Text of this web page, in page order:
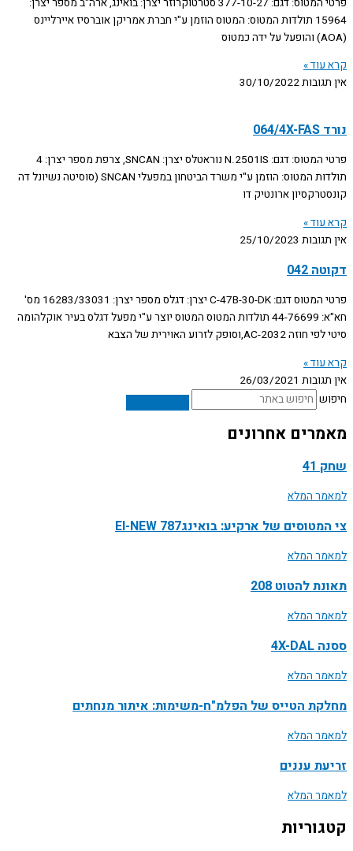
15964 תולדות המטוס: המטוס הוזמן ע"י חברת אמריקן אוברסיז איירליינס
(AOA) והופעל על ידה כמטוס
קרא עוד »
אין תגובות30/10/2022
נורד 064/4X-FAS
פרטי המטוס: דגם: N.2501IS נוראטלס יצרן: SNCAN, צרפת מספר יצרן: 4
תולדות המטוס: הוזמן ע"י משרד הביטחון במפעלי SNCAN (סוסיטה נשיונל דה
קונסטרקסיון ארונטיק דו
קרא עוד »
אין תגובות 25/10/2023
דקוטה 042
פרטי המטוס דגם: C-47B-30-DK יצרן: דגלס מספר יצרן: 16283/33031 מס'
חא"א: 44-76699 תולדות המטוס המטוס יוצר ע"י מפעל דגלס בעיר אוקלהומה
סיטי לפי חוזה AC-2032,וסופק לזרוע האוירית של הצבא
קרא עוד »
אין תגובות 26/03/2021
חיפוש
מאמרים אחרונים
שחק 41
למאמר המלא
צי המטוסים של ארקיע: בואינג787 EI-NEW
למאמר המלא
תאונת להטוט 208
למאמר המלא
ססנה 4X-DAL
למאמר המלא
מחלקת הטייס של הפלמ"ח-משימות: איתור מנחתים
למאמר המלא
זריעת עננים
למאמר המלא
קטגוריות